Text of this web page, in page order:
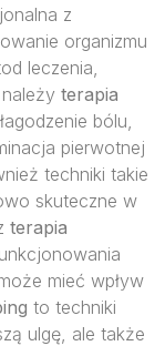
z
organizmu
leczenia,
terapia
bólu,
pierwotnej
techniki takie
skuteczne w
terapia
mieć wpływ
to techniki
ulgę, ale także